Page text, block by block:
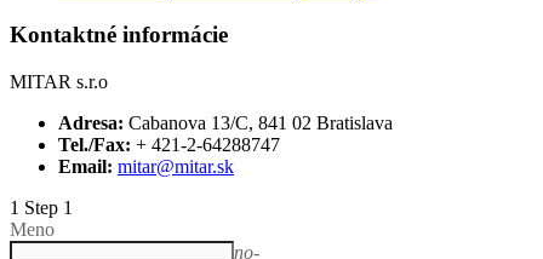
Kontaktné informácie
MITAR s.r.o
Adresa: Cabanova 13/C, 841 02 Bratislava
Tel./Fax: + 421-2-64288747
Email: mitar@mitar.sk
1 Step 1
Meno
no-